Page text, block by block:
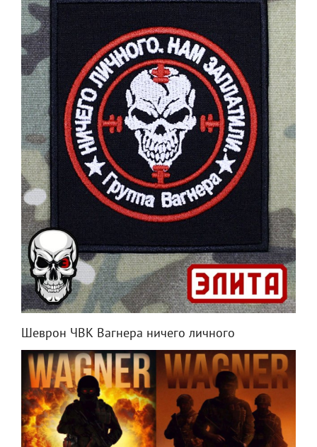
Шеврон ЧВК Вагнера ничего личного